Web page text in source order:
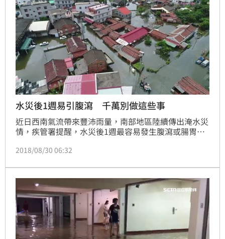
水災後1週易引腹瀉 千萬別做這些事
近日西南氣流帶來豐沛雨量，南部地區陸續傳出淹水災
情，疾管署提醒，水災後1週最容易發生腹瀉或腸胃炎
清潔後確實用肥皂洗手、餐具應煮沸處理等注意事項，
羅病毒及A型肝炎等腸道傳染病的風險。
2018/08/30 06:32